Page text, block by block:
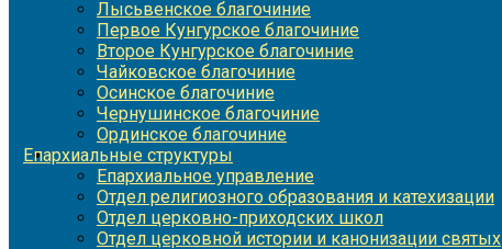
Лысьвенское благочиние
Первое Кунгурское благочиние
Второе Кунгурское благочиние
Чайковское благочиние
Осинское благочиние
Чернушинское благочиние
Ординское благочиние
Епархиальные структуры
Епархиальное управление
Отдел религиозного образования и катехизации
Отдел церковно-приходских школ
Отдел церковной истории и канонизации святых